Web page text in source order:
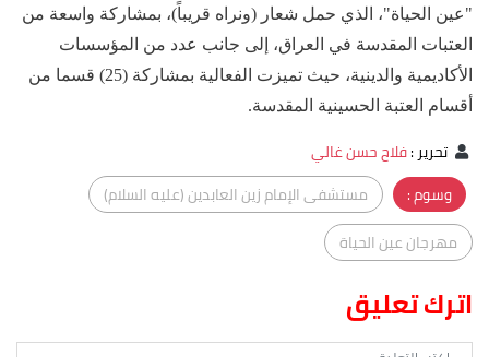
"عين الحياة"، الذي حمل شعار (ونراه قريباً)، بمشاركة واسعة من
العتبات المقدسة في العراق، إلى جانب عدد من المؤسسات
الأكاديمية والدينية، حيث تميزت الفعالية بمشاركة (25) قسما من
أقسام العتبة الحسينية المقدسة.
تحرير:فلاح حسن غالي
وسوم :
مستشفى الإمام زين العابدين (عليه السلام)
مهرجان عين الحياة
اترك تعليق